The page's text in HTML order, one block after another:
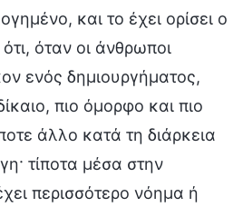
και το έχει ορίσει ο
όταν οι άνθρωποι
ενός δημιουργήματος,
πιο όμορφο και πιο
άλλο κατά τη διάρκεια
τίποτα μέσα στην
περισσότερο νόημα ή